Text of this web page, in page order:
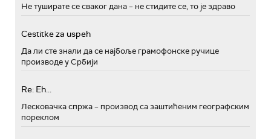
Не туширате се сваког дана – не стидите се, то је здраво
Cestitke za uspeh
Да ли сте знали да се најбоље грамофонске ручице
производе у Србији
Re: Eh...
Лесковачка спржа – производ са заштићеним географским
пореклом